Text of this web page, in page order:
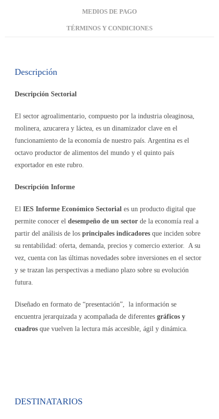
MEDIOS DE PAGO
TÉRMINOS Y CONDICIONES
Descripción
Descripción Sectorial
El sector agroalimentario, compuesto por la industria oleaginosa,
molinera, azucarera y láctea, es un dinamizador clave en el
funcionamiento de la economía de nuestro país. Argentina es el
octavo productor de alimentos del mundo y el quinto país
exportador en este rubro.
Descripción Informe
El IES Informe Económico Sectorial es un producto digital que
permite conocer el desempeño de un sector de la economía real a
partir del análisis de los principales indicadores que inciden sobre
su rentabilidad: oferta, demanda, precios y comercio exterior. A su
vez, cuenta con las últimas novedades sobre inversiones en el sector
y se trazan las perspectivas a mediano plazo sobre su evolución
futura.
Diseñado en formato de “presentación”, la información se
encuentra jerarquizada y acompañada de diferentes gráficos y
cuadros que vuelven la lectura más accesible, ágil y dinámica.
DESTINATARIOS